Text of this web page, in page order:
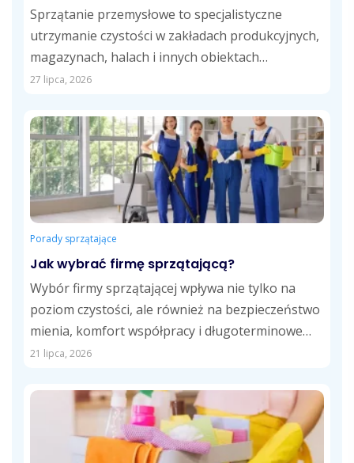
Sprzątanie przemysłowe to specjalistyczne
utrzymanie czystości w zakładach produkcyjnych,
magazynach, halach i innych obiektach
przemysłowych. Obejmuje usuwanie pyłów,
27 lipca, 2026
Porady sprzątające
Jak wybrać firmę sprzątającą?
Wybór firmy sprzątającej wpływa nie tylko na
poziom czystości, ale również na bezpieczeństwo
mienia, komfort współpracy i długoterminowe
koszty usług....
21 lipca, 2026